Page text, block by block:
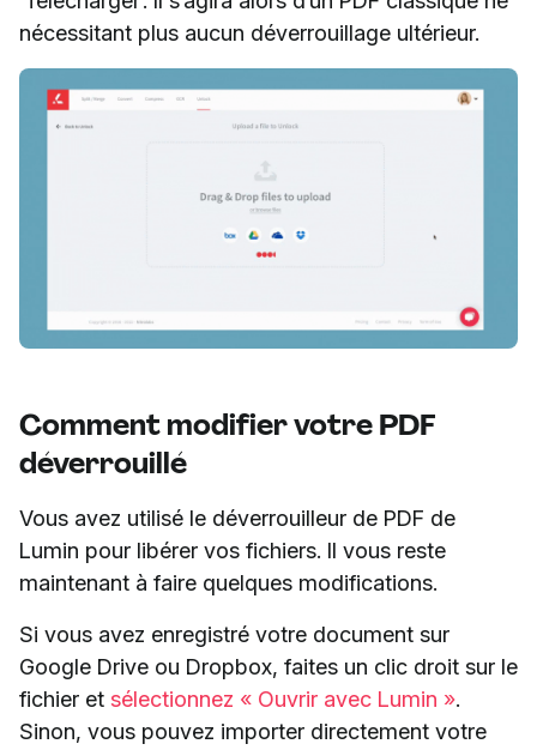
nécessitant plus aucun déverrouillage ultérieur.
Comment modifier votre PDF
déverrouillé
Vous avez utilisé le déverrouilleur de PDF de
Lumin pour libérer vos fichiers. Il vous reste
maintenant à faire quelques modifications.
Si vous avez enregistré votre document sur
Google Drive ou Dropbox, faites un clic droit sur le
fichier et sélectionnez « Ouvrir avec Lumin ».
Sinon, vous pouvez importer directement votre